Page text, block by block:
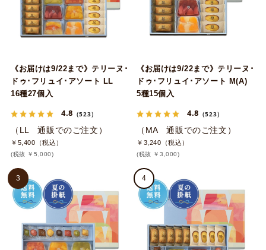
《お届けは9/22まで》テリーヌ･
ドゥ･フリュイ･アソート LL
16種27個入
4.8 （523）
（LL 通販でのご注文）
￥5,400（税込）
(税抜 ￥5,000)
《お届けは9/22まで》テリーヌ･
ドゥ･フリュイ･アソート M(A)
5種15個入
4.8 （523）
（MA 通販でのご注文）
￥3,240（税込）
(税抜 ￥3,000)
3 4